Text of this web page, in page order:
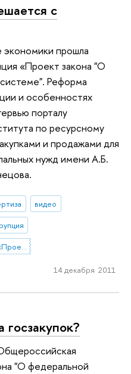
с
прошла
«Проект закона "О
Реформа
и особенностях
порталу
по ресурсному
и продажами для
нужд имени А.Б.
видео
14 декабря 2011
"О федеральной